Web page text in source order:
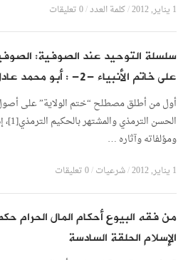
1 يناير, 2012 /كلمة العدد/0 تعليقات
سلسلة التوحيد عند الصوفية:
على خاتم الأنبياء -2- : أبو محمد عادل خزرون التطواني
أول من أطلق مصطلح “ختم الولاية” على
ومؤلفاته وآثاره …
1 يناير, 2012 /شرعيات/0 تعليقات
من فقه البيوع أحكام المال الحرام
الإسلام الحلقة السادسة